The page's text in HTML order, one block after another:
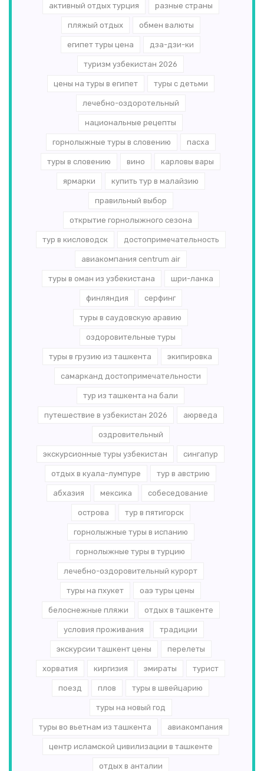
активный отдых турция разные страны
пляжый отдых обмен валюты
египет туры цена дза-дзи-ки
туризм узбекистан 2026
цены на туры в египет туры с детьми
лечебно-оздоротельный
национальные рецепты
горнолыжные туры в словению пасха
туры в словению вино карловы вары
ярмарки купить тур в малайзию
правильный выбор
открытие горнолыжного сезона
тур в кисловодск достопримечательность
авиакомпания centrum air
туры в оман из узбекистана шри-ланка
финляндия серфинг
туры в саудовскую аравию
оздоровительные туры
туры в грузию из ташкента экипировка
самарканд достопримечательности
тур из ташкента на бали
путешествие в узбекистан 2026 аюрведа
оздровительный
экскурсионные туры узбекистан сингапур
отдых в куала-лумпуре тур в австрию
абхазия мексика собеседование
острова тур в пятигорск
горнолыжные туры в испанию
горнолыжные туры в турцию
лечебно-оздоровительный курорт
туры на пхукет оаэ туры цены
белоснежные пляжи отдых в ташкенте
условия проживания традиции
экскурсии ташкент цены перелеты
хорватия киргизия эмираты турист
поезд плов туры в швейцарию
туры на новый год
туры во вьетнам из ташкента авиакомпания
центр исламской цивилизации в ташкенте
отдых в анталии